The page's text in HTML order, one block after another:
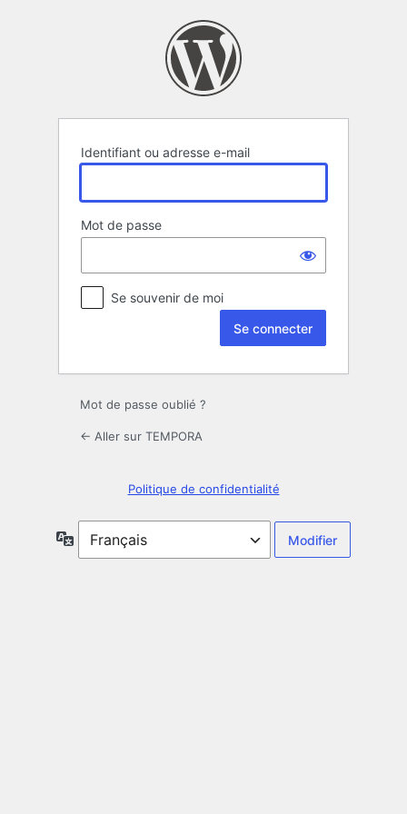
Identifiant ou adresse e-mail
Mot de passe
Se souvenir de moi
Mot de passe oublié ?
← Aller sur TEMPORA
Politique de confidentialité
Langue